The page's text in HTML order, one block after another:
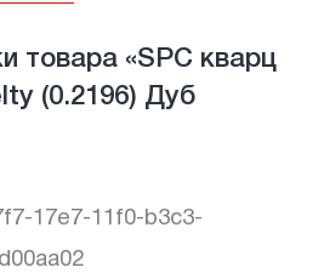
товара «SPC кварц
(0.2196) Дуб
17e7-11f0-b3c3-